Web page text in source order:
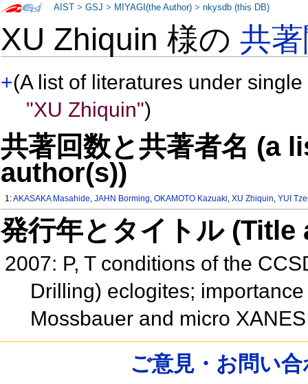
XU Zhiquin 様の共
+(A list of literatures under
"XU Zhiquin")
共著回数と共著者名 (a
author(s))
1:AKASAKA Masahide,JAHN Borming,OKAMOTO Kazuaki,XU Zhiquin,YUI
発行年とタイトル
2007: P, T conditions of the
Drilling) eclogites;
Mossbauer and micro
AIST >GSJ > MIYAGI(the Author) >nkysdb (this DB)
ご意見・お問い